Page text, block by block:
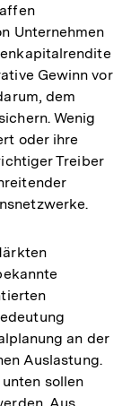
Unternehmen
Gewinn vor
dem
Wenig
oder ihre
Treiber
an der
Auslastung.
sollen
Aus